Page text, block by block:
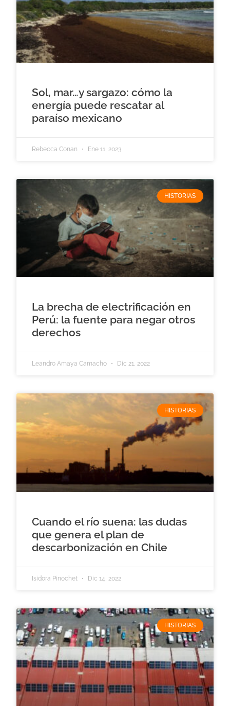
Sol, mar…y sargazo: cómo la
energía puede rescatar al
paraíso mexicano
Rebecca Conan Ene 11, 2023
HISTORIAS
La brecha de electrificación en
Perú: la fuente para negar otros
derechos
Leandro Amaya Camacho Dic 21, 2022
HISTORIAS
Cuando el río suena: las dudas
que genera el plan de
descarbonización en Chile
Isidora Pinochet Dic 14, 2022
HISTORIAS